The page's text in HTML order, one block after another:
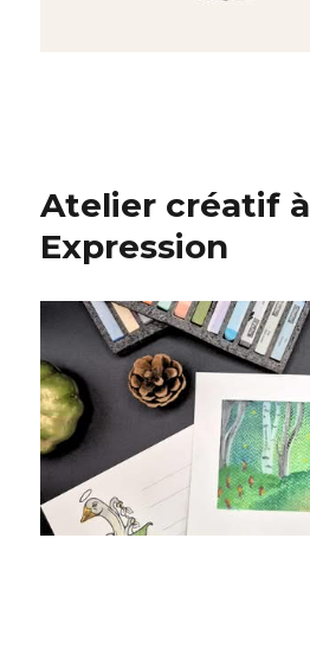
Atelier créatif à
Expression